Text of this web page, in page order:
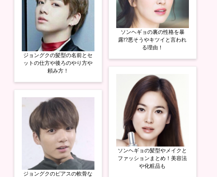
ジョングクの髪型の名前とセ
ットの仕方や後ろのやり方や
頼み方！
ジョングクのピアスの軟骨な
ソンヘギョの裏の性格を暴
露!?悪そうやキツイと言われ
る理由！
ソンヘギョの髪型やメイクと
ファッションまとめ！美容法
や化粧品も